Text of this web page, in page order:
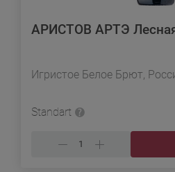
АРИСТОВ АРТЭ
Игристое Белое Брют,
Standart